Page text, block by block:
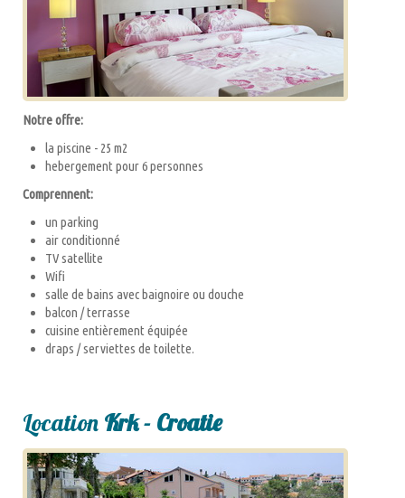
Notre offre:
la piscine - 25 m2
hebergement pour 6 personnes
Comprennent:
un parking
air conditionné
TV satellite
Wifi
salle de bains avec baignoire ou douche
balcon / terrasse
cuisine entièrement équipée
draps / serviettes de toilette.
Location Krk - Croatie